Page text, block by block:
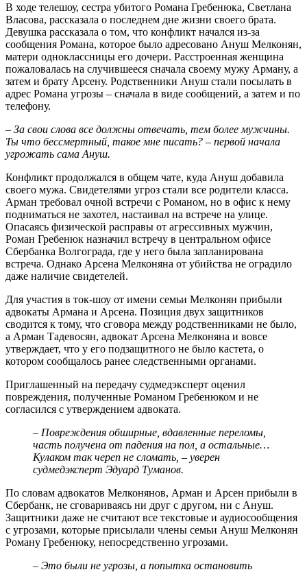
В ходе телешоу, сестра убитого Романа Гребенюка, Светлана
Власова, рассказала о последнем дне жизни своего брата.
Девушка рассказала о том, что конфликт начался из-за
сообщения Романа, которое было адресовано Ануш Мелконян,
матери одноклассницы его дочери. Расстроенная женщина
пожаловалась на случившееся сначала своему мужу Арману, а
затем и брату Арсену. Родственники Ануш стали посылать в
адрес Романа угрозы – сначала в виде сообщений, а затем и по
телефону.
– За свои слова все должны отвечать, тем более мужчины.
Ты что бессмертный, такое мне писать? – первой начала
угрожать сама Ануш.
Конфликт продолжался в общем чате, куда Ануш добавила
своего мужа. Свидетелями угроз стали все родители класса.
Арман требовал очной встречи с Романом, но в офис к нему
подниматься не захотел, настаивал на встрече на улице.
Опасаясь физической расправы от агрессивных мужчин,
Роман Гребенюк назначил встречу в центральном офисе
Сбербанка Волгограда, где у него была запланирована
встреча. Однако Арсена Мелконяна от убийства не оградило
даже наличие свидетелей.
Для участия в ток-шоу от имени семьи Мелконян прибыли
адвокаты Армана и Арсена. Позиция двух защитников
сводится к тому, что сговора между родственниками не было,
а Арман Тадевосян, адвокат Арсена Мелконяна и вовсе
утверждает, что у его подзащитного не было кастета, о
котором сообщалось ранее следственными органами.
Приглашенный на передачу судмедэксперт оценил
повреждения, полученные Романом Гребенюком и не
согласился с утверждением адвоката.
– Повреждения обширные, вдавленные переломы,
часть получена от падения на пол, а остальные…
Кулаком так череп не сломать, – уверен
судмедэксперт Эдуард Туманов.
По словам адвокатов Мелконянов, Арман и Арсен прибыли в
Сбербанк, не сговариваясь ни друг с другом, ни с Ануш.
Защитники даже не считают все текстовые и аудиосообщения
с угрозами, которые присылали члены семьи Ануш Мелконян
Роману Гребенюку, непосредственно угрозами.
– Это были не угрозы, а попытка остановить